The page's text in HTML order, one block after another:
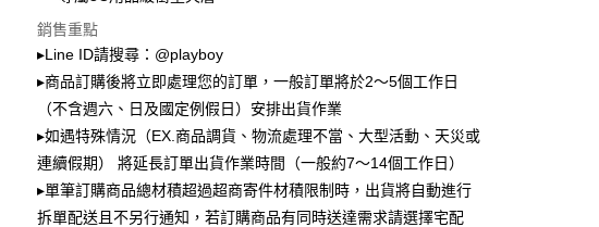
Google Pay
相關說明
【大哥付你分期使用說明】
1.本服務由台灣大哥大提供，台灣大哥大用戶可立即使用無須另外申請。
2.付款方式選擇「大哥付你分期」，訂單成立後會自動跳轉到大哥付的交易
流程，驗證手機門號後，選擇欲分期的期數、繳款截止日，確認付款後即
完成交易。
3.實際核准額度、可分期數及費用金額請依後續交易確認頁面所載為準。
ATM付款
運送方式
銷售重點
▸Line ID請搜尋：@playboy
▸商品訂購後將立即處理您的訂單，一般訂單將於2～5個工作日
（不含週六、日及國定例假日）安排出貨作業
▸如遇特殊情況（EX.商品調貨、物流處理不當、大型活動、天災或
連續假期） 將延長訂單出貨作業時間（一般約7～14個工作日）
▸單筆訂購商品總材積超過超商寄件材積限制時，出貨將自動進行
拆單配送且不另行通知，若訂購商品有同時送達需求請選擇宅配